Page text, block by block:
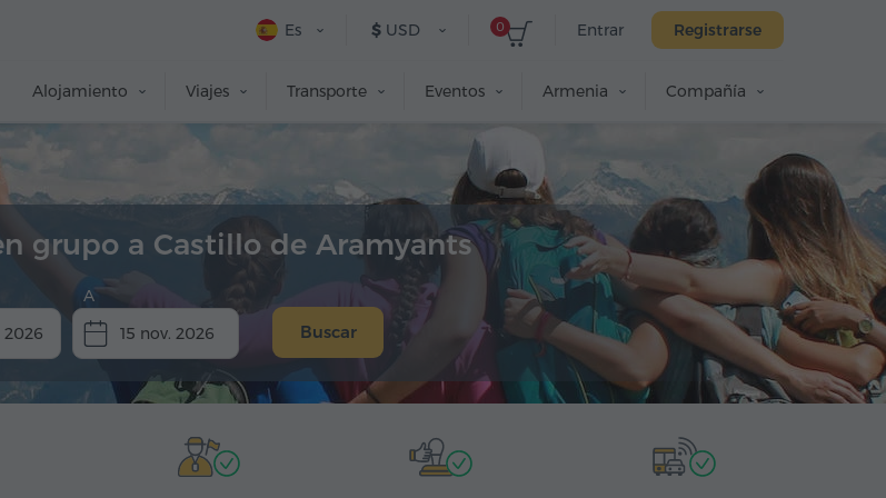
Entrar Registrarse
0
$ USD
Es
Alojamiento Viajes Transporte Eventos Armenia Compañía
grupo a Castillo de Aramyants
2026
A
15 nov. 2026
Buscar